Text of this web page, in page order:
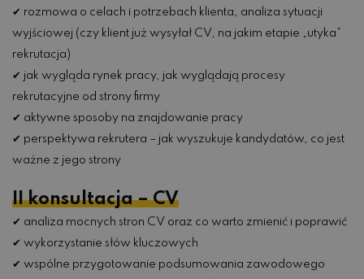
✔ rozmowa o celach i potrzebach klienta, analiza sytuacji
wyjściowej (czy klient już wysyłał CV, na jakim etapie „utyka”
rekrutacja)
✔ jak wygląda rynek pracy, jak wyglądają procesy
rekrutacyjne od strony firmy
✔ aktywne sposoby na znajdowanie pracy
✔ perspektywa rekrutera – jak wyszukuje kandydatów, co jest
ważne z jego strony
II konsultacja – CV
✔ analiza mocnych stron CV oraz co warto zmienić i poprawić
✔ wykorzystanie słów kluczowych
✔ wspólne przygotowanie podsumowania zawodowego